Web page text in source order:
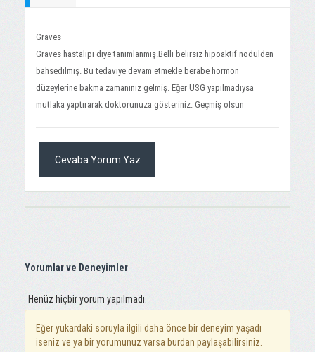
Graves
Graves hastalıpı diye tanımlanmış.Belli belirsiz hipoaktif nodülden
bahsedilmiş. Bu tedaviye devam etmekle berabe hormon
düzeylerine bakma zamanınız gelmiş. Eğer USG yapılmadıysa
mutlaka yaptırarak doktorunuza gösteriniz. Geçmiş olsun
Cevaba Yorum Yaz
Yorumlar ve Deneyimler
Henüz hiçbir yorum yapılmadı.
Eğer yukardaki soruyla ilgili daha önce bir deneyim yaşadı
iseniz ve ya bir yorumunuz varsa burdan paylaşabilirsiniz.